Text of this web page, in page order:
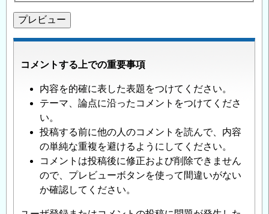
コメントする上での重要事項
内容を的確に表した表題をつけてください。
テーマ、論点に沿ったコメントをつけてくださ
い。
投稿する前に他の人のコメントを読んで、内容
の単純な重複を避けるようにしてください。
コメントは投稿後に修正および削除できません
ので、プレビューボタンを使って間違いがない
か確認してください。